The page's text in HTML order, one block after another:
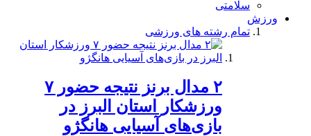
سلامتی
ورزش
تمام رشته های ورزشی
۲ مدال برنز نتیجه حضور ۷
ورزشکار استان البرز در
بازی‌های آسیایی هانگژو